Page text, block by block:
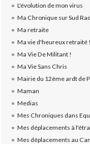
L'évolution de mon virus
Ma Chronique sur Sud
Ma retraite
Ma vie d'heureux retraité !
Ma Vie De Militant !
Ma Vie Sans Chris
Mairie du 12ème ardt de
Maman
Medias
Mes Chroniques dans
Mes déplacements à
Mes déplacements au